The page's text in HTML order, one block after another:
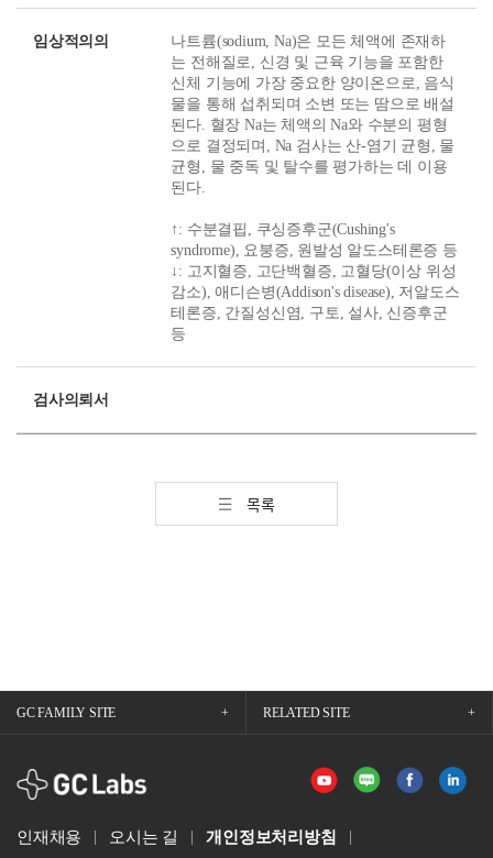
임상적의의
나트륨(sodium, Na)은 모든 체액에 존재하
는 전해질로, 신경 및 근육 기능을 포함한
신체 기능에 가장 중요한 양이온으로, 음식
물을 통해 섭취되며 소변 또는 땀으로 배설
된다. 혈장 Na는 체액의 Na와 수분의 평형
으로 결정되며, Na 검사는 산-염기 균형, 물
균형, 물 중독 및 탈수를 평가하는 데 이용
된다.
↑: 수분결핍, 쿠싱증후군(Cushing's
syndrome), 요붕증, 원발성 알도스테론증 등
↓: 고지혈증, 고단백혈증, 고혈당(이상 위성
감소), 애디슨병(Addison's disease), 저알도스
테론증, 간질성신염, 구토, 설사, 신증후군
등
검사의뢰서
목록
GC FAMILY SITE RELATED SITE
GCLabs
인재채용 오시는 길 개인정보처리방침